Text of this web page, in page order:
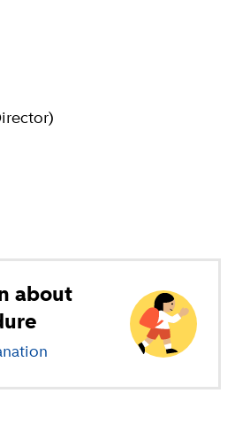
about
about primary education